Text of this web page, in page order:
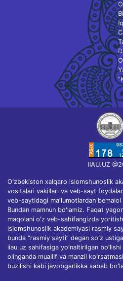
IIAU.UZ
Oʻzbekiston xalqaro islomshunoslik
vositalari vakillari va veb-sayt
veb-saytidagi maʼlumotlardan
Bundan mamnun boʻlamiz. Faqat
maqolani oʻz veb-sahifangizda
islomshunoslik akademiyasi rasmiy
bunda “rasmiy sayti” degan soʻz
iiau.uz sahifasiga yoʻnaltirilgan
olinganda muallif va manzil
buzilishi kabi javobgarlikka sabab